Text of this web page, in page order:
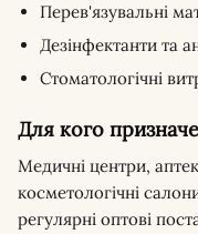
Перев'язувальні
Дезінфектанти та
Стоматологічні
Для кого
Медичні центри,
косметологічні
регулярні оптові